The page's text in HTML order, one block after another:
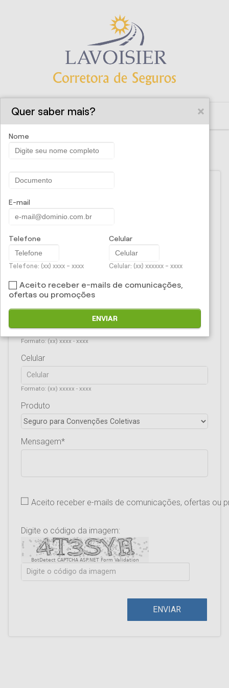
SOLICITE UMA PROPOSTA
E-mail
Telefone
Formato: (xx) xxxx - xxxx
Celular
Formato: (xx) xxxxx - xxxx
Produto
Mensagem
Aceito receber e-mails de comunicações, ofertas ou
Digite o código da imagem:
BotDetect CAPTCHA ASP.NET Form Validation
ENVIAR
Quer saber mais?
Nome
E-mail
Telefone
Telefone: (xx) xxxx - xxxx
Celular
Celular: (xx) xxxxxx - xxxx
Aceito receber e-mails de comunicações,
ofertas ou promoções
ENVIAR